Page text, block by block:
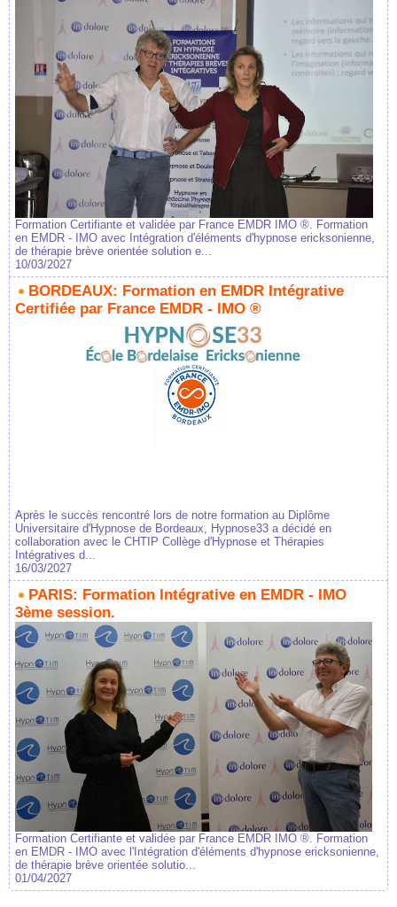
Formation Certifiante et validée par France EMDR IMO ®. Formation
en EMDR - IMO avec Intégration d'éléments d'hypnose ericksonienne,
de thérapie brève orientée solution e...
10/03/2027
BORDEAUX: Formation en EMDR Intégrative
Certifiée par France EMDR - IMO ®
Après le succès rencontré lors de notre formation au Diplôme
Universitaire d'Hypnose de Bordeaux, Hypnose33 a décidé en
collaboration avec le CHTIP Collège d'Hypnose et Thérapies
Intégratives d...
16/03/2027
PARIS: Formation Intégrative en EMDR - IMO
3ème session.
Formation Certifiante et validée par France EMDR IMO ®. Formation
en EMDR - IMO avec l'Intégration d'éléments d'hypnose ericksonienne,
de thérapie brève orientée solutio...
01/04/2027